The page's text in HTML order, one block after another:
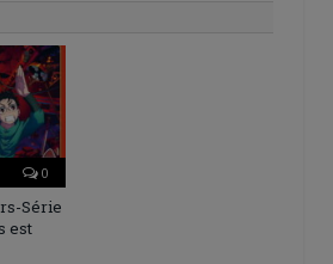
0
Série
est